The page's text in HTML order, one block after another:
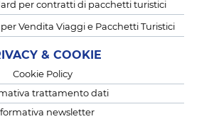
per contratti di pacchetti turistici
Vendita Viaggi e Pacchetti Turistici
& COOKIE
Cookie Policy
trattamento dati
newsletter